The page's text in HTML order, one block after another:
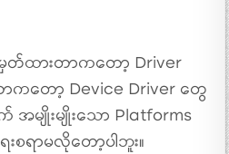
မှတ်ထားတာကတော့ Driver
ကတော့ Device Driver တွေ
ျိုးမျိုးသော Platforms
စရာမလိုတော့ပါဘူး။